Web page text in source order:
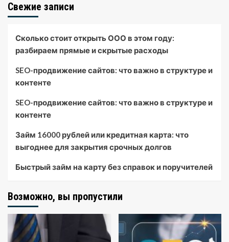
Свежие записи
Сколько стоит открыть ООО в этом году:
разбираем прямые и скрытые расходы
SEO-продвижение сайтов: что важно в структуре и
контенте
SEO-продвижение сайтов: что важно в структуре и
контенте
Займ 16000 рублей или кредитная карта: что
выгоднее для закрытия срочных долгов
Быстрый займ на карту без справок и поручителей
Возможно, вы пропустили